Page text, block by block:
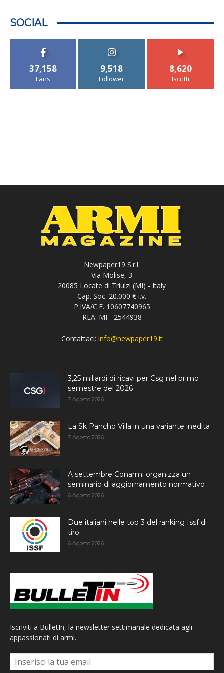
SOCIAL
37,158
Fans
9,518
Follower
8,620
Iscritti
Newpaper19 S.r.l.
Via Molise, 3
20085 Locate di Triulzi (MI) - Italy
Cap. Soc. 20.000 € i.v.
P.IVA/C.F. 10607740965
REA: MI - 2544938
Contattaci: info@newpaper19.it
3,25 miliardi di ricavi per Csg nel primo
semestre del 2026
7 Agosto 2026
La Sk Pancho Villa in una variante inedita
7 Agosto 2026
A settembre Conarmi organizza un
seminario di aggiornamento normativo
6 Agosto 2026
Due italiani nelle top 3 del ranking Issf di
tiro
6 Agosto 2026
Iscriviti a BulletIn, la newsletter settimanale dedicata agli
appassionati di armi.